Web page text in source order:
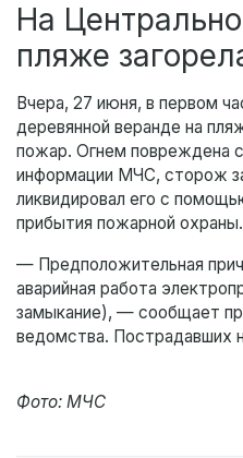
На
пляже
Вчера, 27 июня, в первом
деревянной веранде на
пожар. Огнем повреждена
информации МЧС, сторож
ликвидировал его с
прибытия пожарной охраны.
— Предположительная
аварийная работа
замыкание), — сообщает
ведомства. Пострадавших
Фото: МЧС